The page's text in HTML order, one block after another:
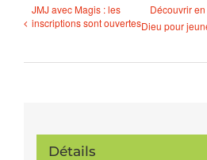
JMJ avec Magis : les
inscriptions sont ouvertes
Découvrir
Dieu pour
Détails